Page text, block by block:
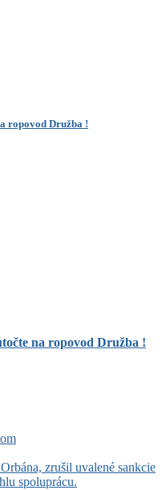
ropovod Družba !
na ropovod Družba !
zrušil uvalené sankcie
spoluprácu.